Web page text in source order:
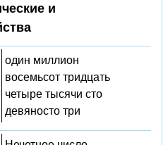
и
один миллион
восемьсот тридцать
четыре тысячи сто
девяносто три